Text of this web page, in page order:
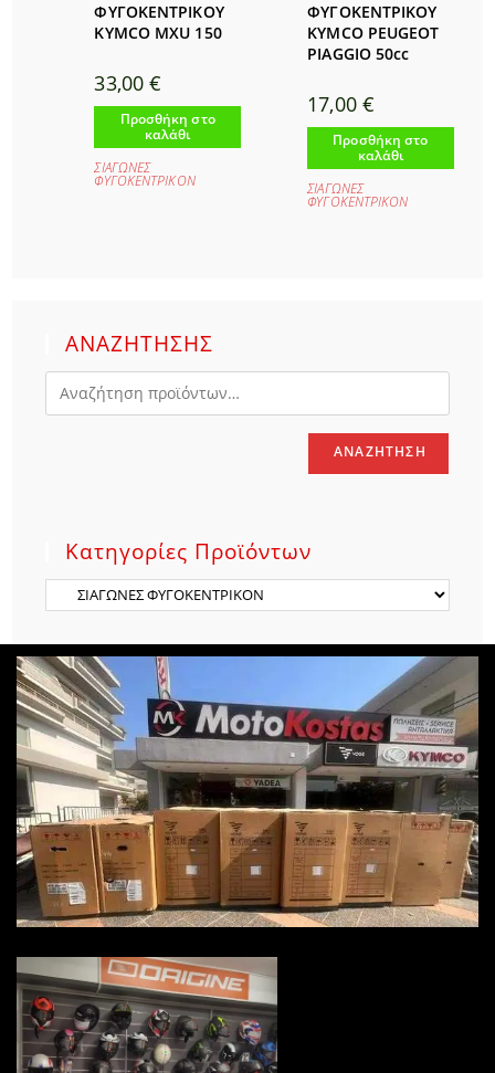
ΦΥΓΟΚΕΝΤΡΙΚΟΥ
KYMCO MXU 150
33,00€
Προσθήκη στο
καλάθι
ΣΙΑΓΩΝΕΣ
ΦΥΓΟΚΕΝΤΡΙΚΟΝ
ΦΥΓΟΚΕΝΤΡΙΚΟΥ
KYMCO PEUGEOT
PIAGGIO 50cc
17,00 €
Προσθήκη στο
καλάθι
ΣΙΑΓΩΝΕΣ
ΦΥΓΟΚΕΝΤΡΙΚΟΝ
ΑΝΑΖΗΤΗΣΗΣ
ΑΝΑΖΉΤΗΣΗ
Κατηγορίες Προϊόντων